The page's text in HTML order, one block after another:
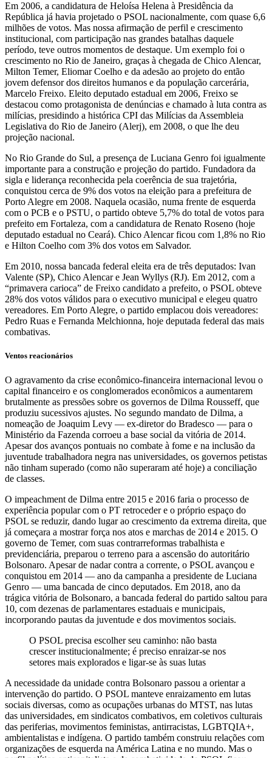
Em 2006, a candidatura de Heloísa Helena à Presidência da
República já havia projetado o PSOL nacionalmente, com quase 6,6
milhões de votos. Mas nossa afirmação de perfil e crescimento
institucional, com participação nas grandes batalhas daquele
período, teve outros momentos de destaque. Um exemplo foi o
crescimento no Rio de Janeiro, graças à chegada de Chico Alencar,
Milton Temer, Eliomar Coelho e da adesão ao projeto do então
jovem defensor dos direitos humanos e da população carcerária,
Marcelo Freixo. Eleito deputado estadual em 2006, Freixo se
destacou como protagonista de denúncias e chamado à luta contra as
milícias, presidindo a histórica CPI das Milícias da Assembleia
Legislativa do Rio de Janeiro (Alerj), em 2008, o que lhe deu
projeção nacional.
No Rio Grande do Sul, a presença de Luciana Genro foi igualmente
importante para a construção e projeção do partido. Fundadora da
sigla e liderança reconhecida pela coerência de sua trajetória,
conquistou cerca de 9% dos votos na eleição para a prefeitura de
Porto Alegre em 2008. Naquela ocasião, numa frente de esquerda
com o PCB e o PSTU, o partido obteve 5,7% do total de votos para
prefeito em Fortaleza, com a candidatura de Renato Roseno (hoje
deputado estadual no Ceará). Chico Alencar ficou com 1,8% no Rio
e Hilton Coelho com 3% dos votos em Salvador.
Em 2010, nossa bancada federal eleita era de três deputados: Ivan
Valente (SP), Chico Alencar e Jean Wyllys (RJ). Em 2012, com a
“primavera carioca” de Freixo candidato a prefeito, o PSOL obteve
28% dos votos válidos para o executivo municipal e elegeu quatro
vereadores. Em Porto Alegre, o partido emplacou dois vereadores:
Pedro Ruas e Fernanda Melchionna, hoje deputada federal das mais
combativas.
Ventos reacionários
O agravamento da crise econômico-financeira internacional levou o
capital financeiro e os conglomerados econômicos a aumentarem
brutalmente as pressões sobre os governos de Dilma Rousseff, que
produziu sucessivos ajustes. No segundo mandato de Dilma, a
nomeação de Joaquim Levy — ex-diretor do Bradesco — para o
Ministério da Fazenda corroeu a base social da vitória de 2014.
Apesar dos avanços pontuais no combate à fome e na inclusão da
juventude trabalhadora negra nas universidades, os governos petistas
não tinham superado (como não superaram até hoje) a conciliação
de classes.
O impeachment de Dilma entre 2015 e 2016 faria o processo de
experiência popular com o PT retroceder e o próprio espaço do
PSOL se reduzir, dando lugar ao crescimento da extrema direita, que
já começara a mostrar força nos atos e marchas de 2014 e 2015. O
governo de Temer, com suas contrarreformas trabalhista e
previdenciária, preparou o terreno para a ascensão do autoritário
Bolsonaro. Apesar de nadar contra a corrente, o PSOL avançou e
conquistou em 2014 — ano da campanha a presidente de Luciana
Genro — uma bancada de cinco deputados. Em 2018, ano da
trágica vitória de Bolsonaro, a bancada federal do partido saltou para
10, com dezenas de parlamentares estaduais e municipais,
incorporando pautas da juventude e dos movimentos sociais.
O PSOL precisa escolher seu caminho: não basta
crescer institucionalmente; é preciso enraizar-se nos
setores mais explorados e ligar-se às suas lutas
A necessidade da unidade contra Bolsonaro passou a orientar a
intervenção do partido. O PSOL manteve enraizamento em lutas
sociais diversas, como as ocupações urbanas do MTST, nas lutas
das universidades, em sindicatos combativos, em coletivos culturais
das periferias, movimentos feministas, antirracistas, LGBTQIA+,
ambientalistas e indígena. O partido também construiu relações com
organizações de esquerda na América Latina e no mundo. Mas o